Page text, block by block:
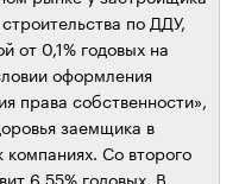
по ДДУ,
от 0,1% годовых на
оформления
права собственности»,
заемщика в
Со второго
6,55% годовых. В